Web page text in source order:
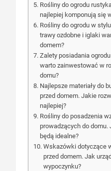
Rośliny do ogrodu
najlepiej komponują się
Rośliny do ogrodu w
trawy ozdobne i iglaki
domem?
Zalety posiadania
warto zainwestować w
domu?
Najlepsze materiały do
przed domem. Jakie
najlepiej?
Rośliny do posadzenia
prowadzących do domu.
będą idealne?
Wskazówki dotyczące
przed domem. Jak
wypoczynku?